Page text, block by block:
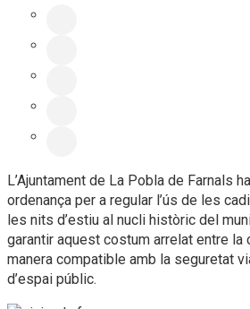
L’Ajuntament de La Pobla de Farnals
ordenança per a regular l’ús de les
les nits d’estiu al nucli històric del
garantir aquest costum arrelat entre la
manera compatible amb la seguretat
d’espai públic.